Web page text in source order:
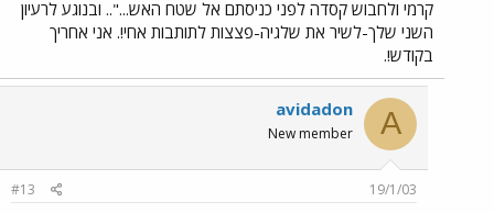
קרמי ולחבוש קסדה לפני כניסתם אל שטח האש...".. ובנוגע לרעיון
השני שלך-לשיר את שלגיה-פצצות לתותבות אחי!. אני אחריך
בקודש!.
A
avidadon
New member
19/1/03
#13